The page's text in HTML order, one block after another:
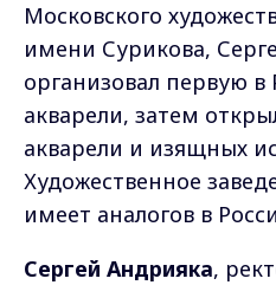
Московского
имени Сурикова,
организовал первую
акварели, затем
акварели и изящных
Художественное
имеет аналогов в
Сергей Андрияка,